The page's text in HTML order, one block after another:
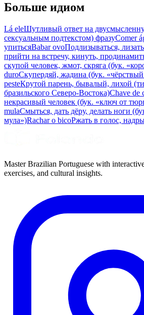
Больше идиом
Lá eleШутливый ответ на
сексуальным подтекстом) фразуComer
упитьсяBabar ovoПодлизываться,
прийти на встречу, кинуть,
скупой человек, жмот, скряга (бук.
duroСкупердяй, жадина (бук.
pesteКрутой парень, бывалый, лихой
бразильского Северо-Востока)Chave de
некрасивый человек (бук. «ключ от
mulaСмыться, дать дёру, делать ноги
мула»)Rachar o bicoРжать в голос,
Master Brazilian Portuguese with
exercises, and cultural insights.